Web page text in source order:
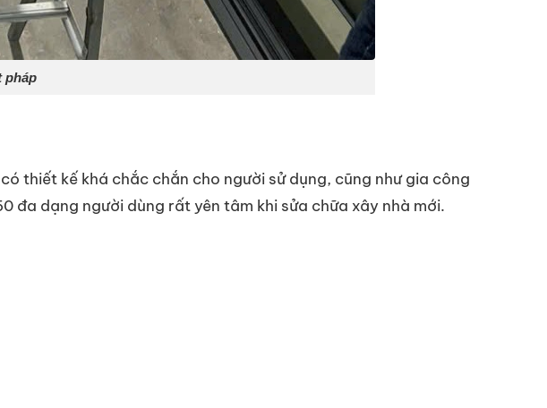
pháp
thiết kế khá chắc chắn cho người sử dụng, cũng như gia công
đa dạng người dùng rất yên tâm khi sửa chữa xây nhà mới.